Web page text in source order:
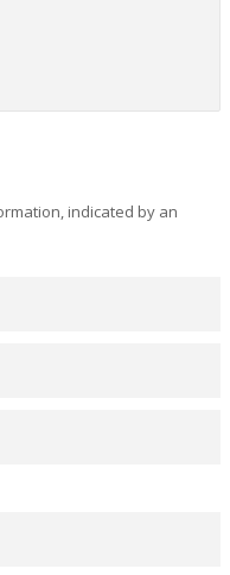
indicated by an